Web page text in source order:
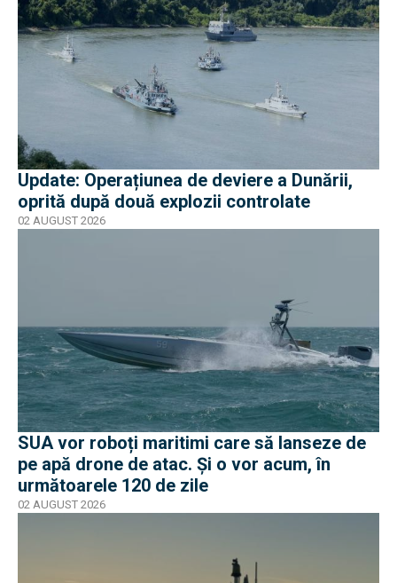
Update: Operațiunea de deviere a Dunării,
oprită după două explozii controlate
02 AUGUST 2026
SUA vor roboți maritimi care să lanseze de
pe apă drone de atac. Și o vor acum, în
următoarele 120 de zile
02 AUGUST 2026